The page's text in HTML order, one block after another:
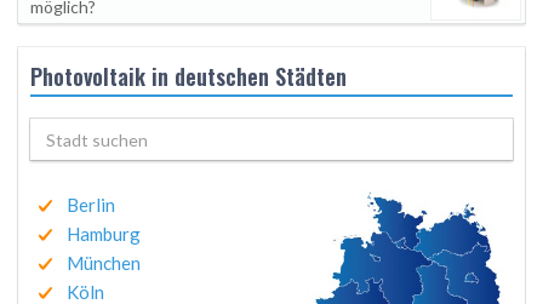
möglich?
Photovoltaik in deutschen Städten
Berlin
Hamburg
München
Köln